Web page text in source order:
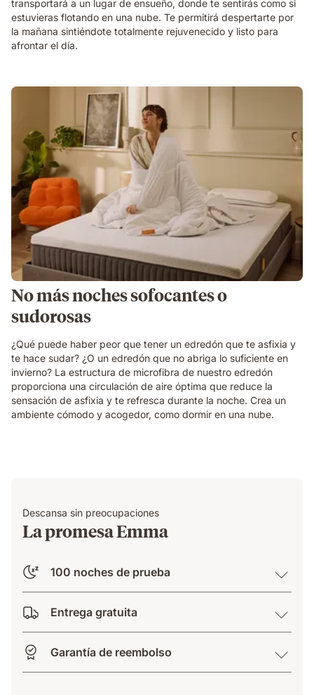
transportará a un lugar de ensueño, donde te sentirás como si
estuvieras flotando en una nube. Te permitirá despertarte por
la mañana sintiéndote totalmente rejuvenecido y listo para
afrontar el día.
No más noches sofocantes o
sudorosas
¿Qué puede haber peor que tener un edredón que te asfixia y
te hace sudar? ¿O un edredón que no abriga lo suficiente en
invierno? La estructura de microfibra de nuestro edredón
proporciona una circulación de aire óptima que reduce la
sensación de asfixia y te refresca durante la noche. Crea un
ambiente cómodo y acogedor, como dormir en una nube.
Descansa sin preocupaciones
La promesa Emma
100 noches de prueba
Entrega gratuita
Garantía de reembolso